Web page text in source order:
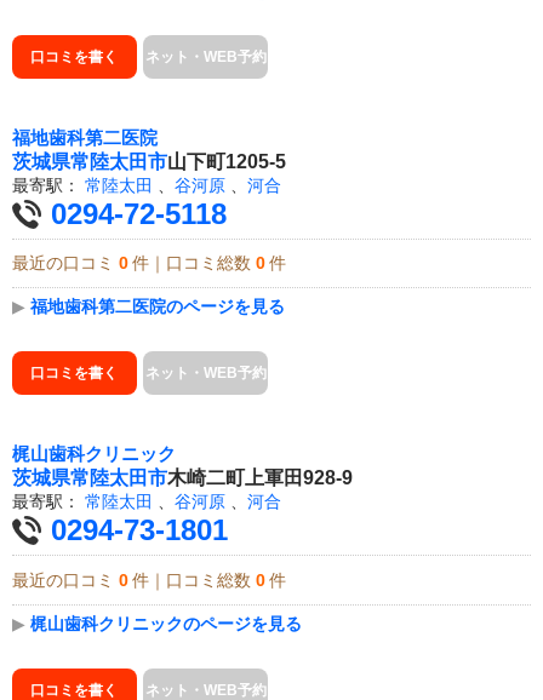
口コミを書く ネット・WEB予約
福地歯科第二医院
茨城県常陸太田市山下町1205-5
最寄駅： 常陸太田 谷河原 河合
0294-72-5118
最近の口コミ 0 件｜口コミ総数 0 件
▶ 福地歯科第二医院のページを見る
口コミを書く ネット・WEB予約
梶山歯科クリニック
茨城県常陸太田市木崎二町上軍田928-9
最寄駅： 常陸太田 、 谷河原 、 河合
0294-73-1801
最近の口コミ 0 件｜口コミ総数 0 件
▶ 梶山歯科クリニックのページを見る
口コミを書く ネット・WEB予約